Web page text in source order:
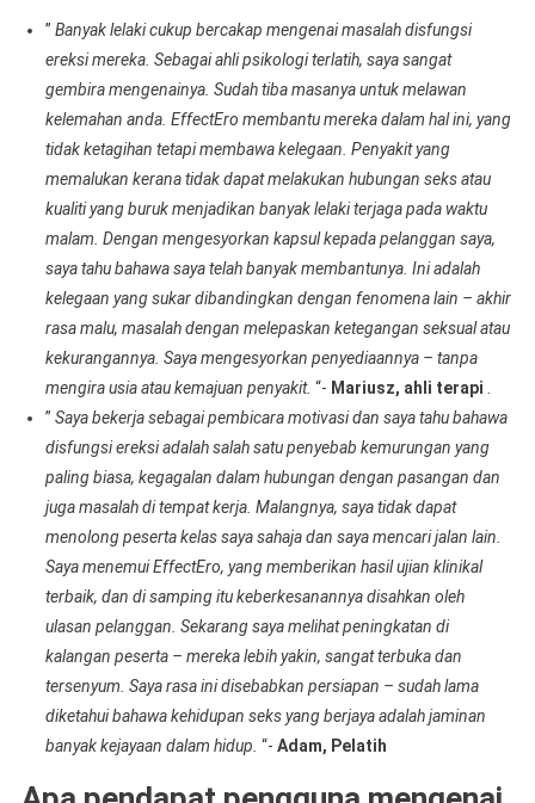
” Banyak lelaki cukup bercakap mengenai masalah disfungsi
ereksi mereka. Sebagai ahli psikologi terlatih, saya sangat
gembira mengenainya. Sudah tiba masanya untuk melawan
kelemahan anda. EffectEro membantu mereka dalam hal ini, yang
tidak ketagihan tetapi membawa kelegaan. Penyakit yang
memalukan kerana tidak dapat melakukan hubungan seks atau
kualiti yang buruk menjadikan banyak lelaki terjaga pada waktu
malam. Dengan mengesyorkan kapsul kepada pelanggan saya,
saya tahu bahawa saya telah banyak membantunya. Ini adalah
kelegaan yang sukar dibandingkan dengan fenomena lain – akhir
rasa malu, masalah dengan melepaskan ketegangan seksual atau
kekurangannya. Saya mengesyorkan penyediaannya – tanpa
mengira usia atau kemajuan penyakit. “- Mariusz, ahli terapi
” Saya bekerja sebagai pembicara motivasi dan saya tahu bahawa
disfungsi ereksi adalah salah satu penyebab kemurungan yang
paling biasa, kegagalan dalam hubungan dengan pasangan dan
juga masalah di tempat kerja. Malangnya, saya tidak dapat
menolong peserta kelas saya sahaja dan saya mencari jalan lain.
Saya menemui EffectEro, yang memberikan hasil ujian klinikal
terbaik, dan di samping itu keberkesanannya disahkan oleh
ulasan pelanggan. Sekarang saya melihat peningkatan di
kalangan peserta – mereka lebih yakin, sangat terbuka dan
tersenyum. Saya rasa ini disebabkan persiapan – sudah lama
diketahui bahawa kehidupan seks yang berjaya adalah jaminan
banyak kejayaan dalam hidup. “- Adam, Pelatih